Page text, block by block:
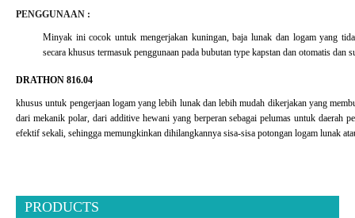
PENGGUNAAN :
Minyak ini cocok untuk mengerjakan kuningan, baja lunak dan logam yang
secara khusus termasuk penggunaan pada bubutan type kapstan dan otomatis dan
DRATHON 816.04
khusus untuk pengerjaan logam yang lebih lunak dan lebih mudah dikerjakan yang
dari mekanik polar, dari additive hewani yang berperan sebagai pelumas untuk daerah
efektif sekali, sehingga memungkinkan dihilangkannya sisa-sisa potongan logam lunak
PRODUCTS